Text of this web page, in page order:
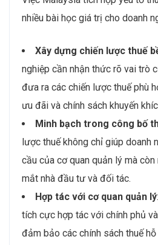
nhiều bài học giá trị cho doanh
Xây dựng chiến lược thuế
nghiệp cần nhận thức rõ vai trò
đưa ra các chiến lược thuế phù
ưu đãi và chính sách khuyến
Minh bạch trong công bố
lược thuế không chỉ giúp doanh
cầu của cơ quan quản lý mà
mắt nhà đầu tư và đối tác.
Hợp tác với cơ quan quản lý
tích cực hợp tác với chính phủ
đảm bảo các chính sách thuế